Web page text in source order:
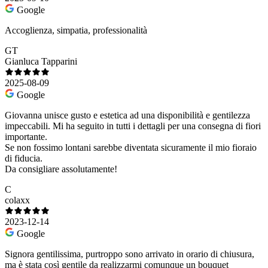
Google
Accoglienza, simpatia, professionalità
GT
Gianluca Tapparini
2025-08-09
Google
Giovanna unisce gusto e estetica ad una disponibilità e gentilezza
impeccabili. Mi ha seguito in tutti i dettagli per una consegna di fiori
importante.
Se non fossimo lontani sarebbe diventata sicuramente il mio fioraio
di fiducia.
Da consigliare assolutamente!
C
colaxx
2023-12-14
Google
Signora gentilissima, purtroppo sono arrivato in orario di chiusura,
ma è stata così gentile da realizzarmi comunque un bouquet